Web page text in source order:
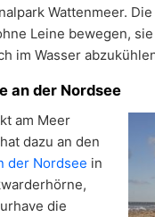
Wattenmeer.
Leine bewegen,
im Wasser
an der Nordsee
am Meer
dazu an den
der Nordsee in
die